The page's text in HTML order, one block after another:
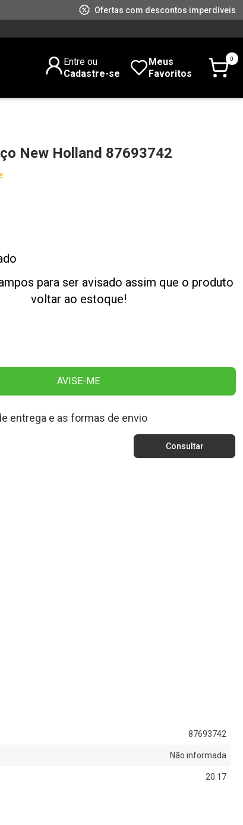
Ofertas com descontos imperdíveis
Entre ou
Cadastre-se
Meus
Favoritos
0
New Holland 87693742
para ser avisado assim que o produto
voltar ao estoque!
AVISE-ME
entrega e as formas de envio
87693742
Não informada
20.17